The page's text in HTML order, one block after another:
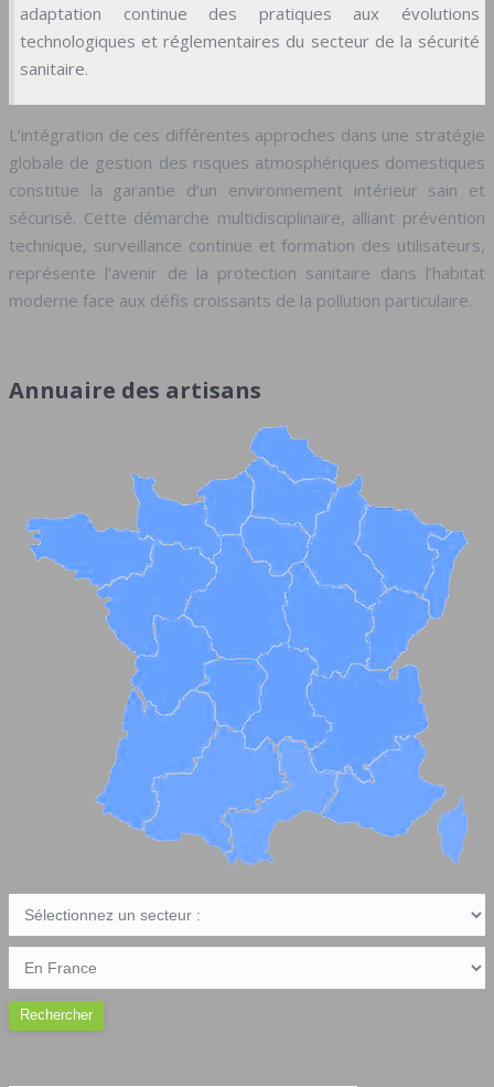
adaptation continue des pratiques aux évolutions
technologiques et réglementaires du secteur de la sécurité
sanitaire.
L’intégration de ces différentes approches dans une stratégie
globale de gestion des risques atmosphériques domestiques
constitue la garantie d’un environnement intérieur sain et
sécurisé. Cette démarche multidisciplinaire, alliant prévention
technique, surveillance continue et formation des utilisateurs,
représente l’avenir de la protection sanitaire dans l’habitat
moderne face aux défis croissants de la pollution particulaire.
Annuaire des artisans